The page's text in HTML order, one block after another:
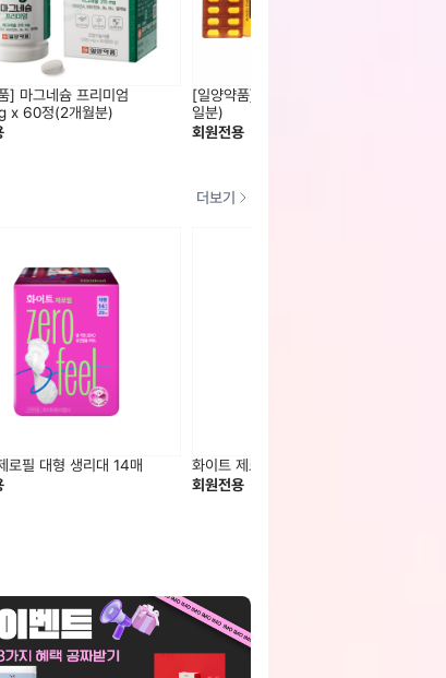
] 마그네슘 프리미엄
x 60정(2개월분)
[일양약품] 비타민C 1000 1박스(200
일분)
회원전용
더보기
로필 대형 생리대 14매
화이트 제로필 중형 생리대 14매
회원전용